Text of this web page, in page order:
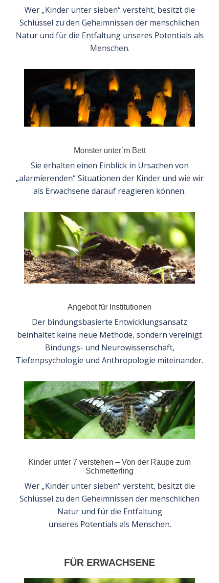
Wer „Kinder unter sieben“ versteht, besitzt die
Schlüssel zu den Geheimnissen der menschlichen
Natur und für die Entfaltung unseres Potentials als
Menschen.
Monster unter´m Bett
Sie erhalten einen Einblick in Ursachen von
„alarmierenden“ Situationen der Kinder und wie wir
als Erwachsene darauf reagieren können.
Angebot für Institutionen
Der bindungsbasierte Entwicklungsansatz
beinhaltet keine neue Methode, sondern vereinigt
Bindungs- und Neurowissenschaft,
Tiefenpsychologie und Anthropologie miteinander.
Kinder unter 7 verstehen – Von der Raupe zum
Schmetterling
Wer „Kinder unter sieben“ versteht, besitzt die
Schlüssel zu den Geheimnissen der menschlichen
Natur und für die Entfaltung
unseres Potentials als Menschen.
FÜR ERWACHSENE